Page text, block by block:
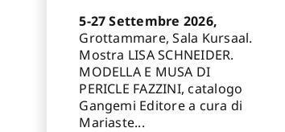
5-27 Settembre 2026,
Grottammare, Sala Kursaal.
Mostra LISA SCHNEIDER.
MODELLA E MUSA DI
PERICLE FAZZINI, catalogo
Gangemi Editore a cura di
Mariaste...